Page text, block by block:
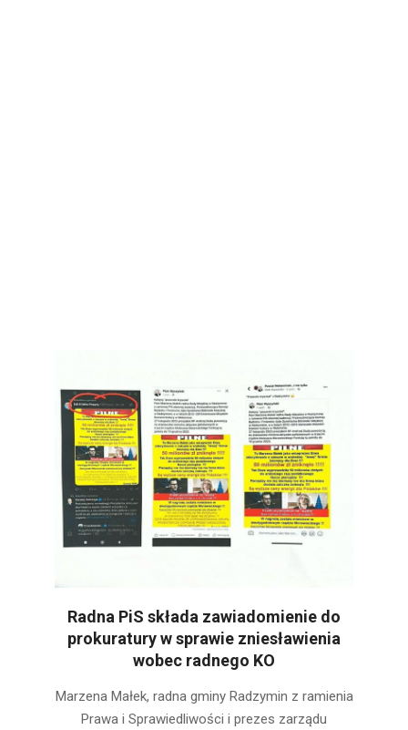
Radna PiS składa zawiadomienie do
prokuratury w sprawie zniesławienia
wobec radnego KO
02-
Marzena Małek, radna gminy Radzymin z ramienia
Prawa i Sprawiedliwości i prezes zarządu